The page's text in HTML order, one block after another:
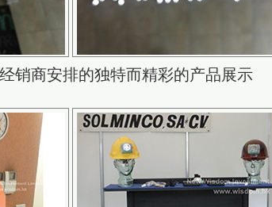
销商安排的独特而精彩的产品展示